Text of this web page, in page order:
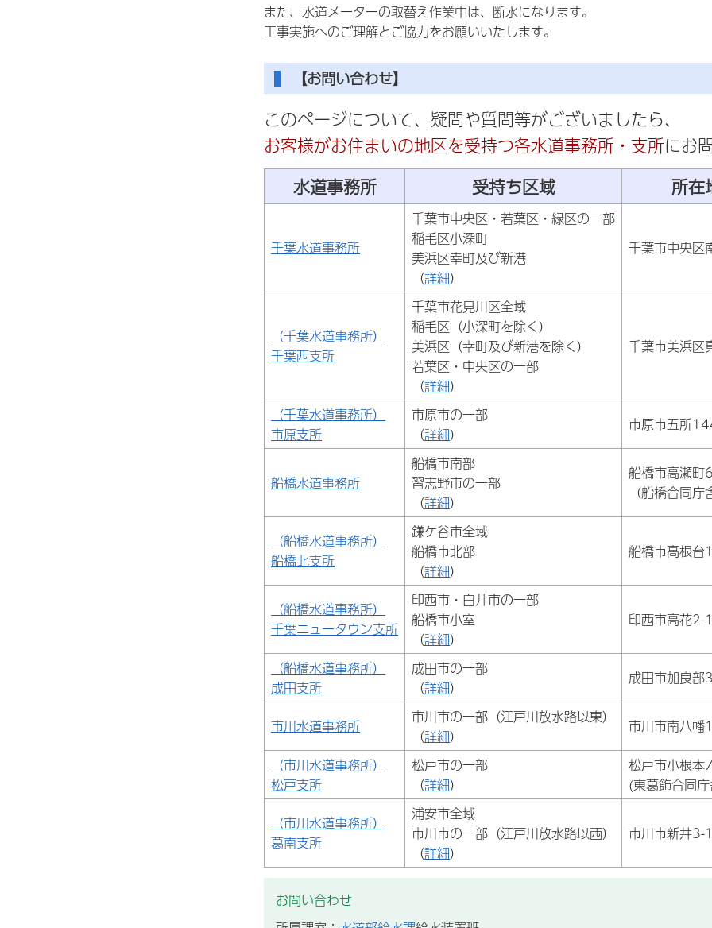
また、水道メーターの取替え作業中は、断水になります。
工事実施へのご理解とご協力をお願いいたします。
【お問い合わせ】
このページについて、疑問や質問等がございましたら、
お客様がお住まいの地区を受持つ各水道事務所・支所にお
水道事務所
受持ち区域 所在
千葉水道事務所
千葉市中央区・若葉区・緑区の一部
稲毛区小深町
美浜区幸町及び新港
（詳細）
千葉市中央区
（千葉水道事務所）
千葉西支所
千葉市花見川区全域
稲毛区（小深町を除く）
美浜区（幸町及び新港を除く）
若葉区・中央区の一部
（詳細）
千葉市美浜区
（千葉水道事務所）
市原支所
市原市の一部
（詳細）
市原市五所
船橋水道事務所
船橋市南部
習志野市の一部
（詳細）
船橋市高瀬
（船橋合同庁
（船橋水道事務所）
船橋北支所
鎌ケ谷市全域
船橋市北部
（詳細）
船橋市高根台
（船橋水道事務所）
千葉ニュータウン支所
印西市・白井市の一部
船橋市小室
（詳細）
印西市高花2-
（船橋水道事務所）
成田支所
成田市の一部
（詳細）
成田市加良部
市川水道事務所
市川市の一部（江戸川放水路以東）
（詳細）
市川市南八
（市川水道事務所）
松戸支所
松戸市の一部
（詳細）
松戸市小根本7
(東葛飾合同
（市川水道事務所）
葛南支所
浦安市全域
市川市の一部（江戸川放水路以西）
（詳細）
市川市新井
お問い合わせ